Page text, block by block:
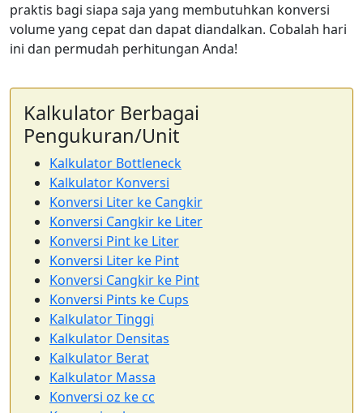
praktis bagi siapa saja yang membutuhkan konversi
volume yang cepat dan dapat diandalkan. Cobalah hari
ini dan permudah perhitungan Anda!
Kalkulator Berbagai
Pengukuran/Unit
Kalkulator Bottleneck
Kalkulator Konversi
Konversi Liter ke Cangkir
Konversi Cangkir ke Liter
Konversi Pint ke Liter
Konversi Liter ke Pint
Konversi Cangkir ke Pint
Konversi Pints ke Cups
Kalkulator Tinggi
Kalkulator Densitas
Kalkulator Berat
Kalkulator Massa
Konversi oz ke cc